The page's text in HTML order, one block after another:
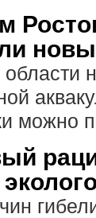
можно